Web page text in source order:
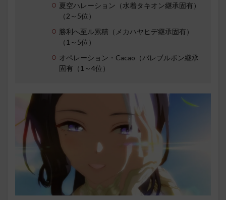
夏空ハレーション（水着タキオン継承固有）
（2～5位）
勝利へ至ル累積（メカハヤヒデ継承固有）
（1～5位）
オペレーション・Cacao（バレブルボン継承
固有（1～4位）